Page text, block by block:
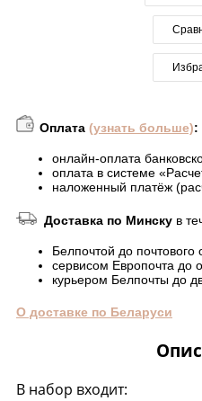
Оплата (узнать больше):
онлайн-оплата
оплата в системе
наложенный платёж
Доставка по Минску в
Белпочтой до
сервисом Европочта до
курьером Белпочты до
О доставке по Беларуси
В набор входит: